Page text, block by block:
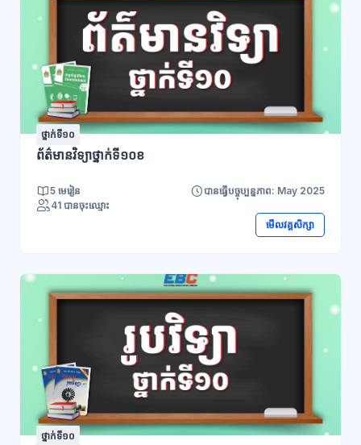
ថ្នាក់ទី១០
ព័ត៌មានវិទ្យាថ្នាក់ទី១០ខ
5 មេរៀន
បានធ្វើបច្ចុប្បន្នភាព: May 2025
41 បានចុះឈ្មោះ
មើលវគ្គសិក្សា
ថ្នាក់ទី១០